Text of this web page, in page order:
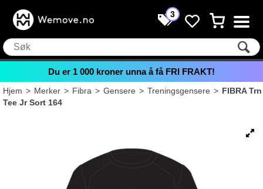
3
Du er 1 000 kroner unna å få FRI FRAKT!
Hjem>Merker>Fibra>Gensere>Treningsgensere>FIBRA Trn
Tee Jr Sort 164